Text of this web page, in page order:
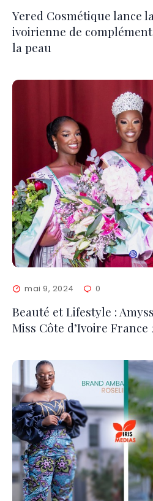
Yered Cosmétique lance
ivoirienne de
la peau
mai 9, 2024 0
Beauté et Lifestyle :
Miss Côte d’Ivoire France